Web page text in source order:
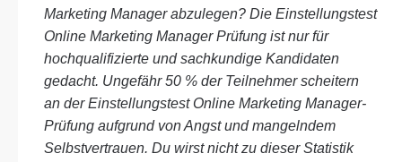
Marketing Manager abzulegen? Die Einstellungstest
Online Marketing Manager Prüfung ist nur für
hochqualifizierte und sachkundige Kandidaten
gedacht. Ungefähr 50 % der Teilnehmer scheitern
an der Einstellungstest Online Marketing Manager-
Prüfung aufgrund von Angst und mangelndem
Selbstvertrauen. Du wirst nicht zu dieser Statistik